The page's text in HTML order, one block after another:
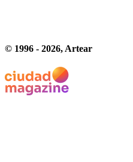
© 1996 - 2026, Artear